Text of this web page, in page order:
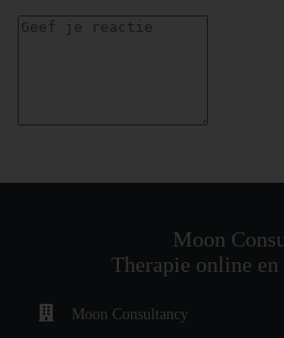
Moon
Therapie online
Moon Consultancy